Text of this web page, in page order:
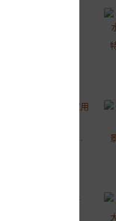
陶瓷防虫米缸米桶景德镇带盖家用储米箱 密封防潮防虫厨房面粉罐 景德镇15斤装米